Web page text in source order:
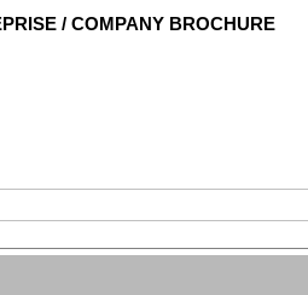
/ COMPANY BROCHURE